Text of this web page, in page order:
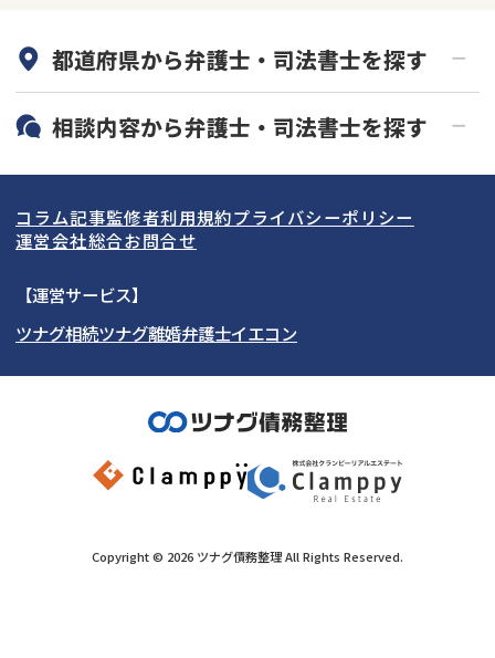
初回相談無料
土日祝の相談可能
都道府県から弁護士・司法書士を探す
北海道・東北
北海道 青森県
岩手県 宮城県
秋田県
福島県
関東
東京都 神奈川県
埼玉県
茨城県 群馬県
東海
愛知県
岐阜県 山梨県
関西
大阪府 京都府
奈良県
和歌山県
北陸・甲信越
石川県
富山県
岡山県
九州・沖縄
相談内容から弁護士・司法書士を探す
任意整理
個人再生
会社破産・法人破産
消費者金融・サラ金
カードローン・クレジッ
ト会社
奨学金
コラム記事監修者利用規約プライバシーポリシー
運営会社総合お問合せ
【運営サービス】
ツナグ相続ツナグ離婚弁護士イエコン
Copyright © 2026 ツナグ債務整理All Rights Reserved.